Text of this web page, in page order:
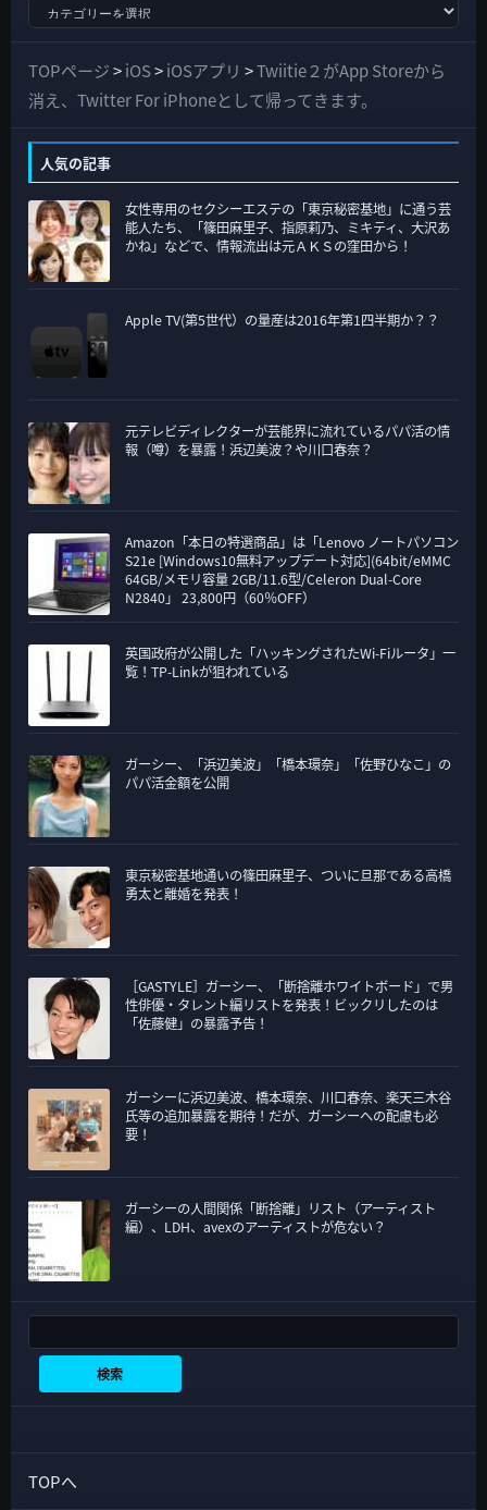
て
の
ゴ
リ
ー
TOPページ>iOS>iOSアプリ >Twiitie２がApp Storeから
消え、Twitter For iPhoneとして帰ってきます。
人気の記事
女性専用のセクシーエステの「東京秘密基地」に通う芸
能人たち、「篠田麻里子、指原莉乃、ミキティ、大沢あ
かね」などで、情報流出は元ＡＫＳの窪田から！
Apple TV(第5世代）の量産は2016年第1四半期か？？
元テレビディレクターが芸能界に流れているパパ活の情
報（噂）を暴露！浜辺美波？や川口春奈？
Amazon「本日の特選商品」は「Lenovo ノートパソコン
S21e [Windows10無料アップデート対応](64bit/eMMC
64GB/メモリ容量 2GB/11.6型/Celeron Dual-Core
N2840」 23,800円（60％OFF）
英国政府が公開した「ハッキングされたWi-Fiルータ」一
覧！TP-Linkが狙われている
ガーシー、「浜辺美波」「橋本環奈」「佐野ひなこ」の
パパ活金額を公開
東京秘密基地通いの篠田麻里子、ついに旦那である高橋
勇太と離婚を発表！
［GASTYLE］ガーシー、「断捨離ホワイトボード」で男
性俳優・タレント編リストを発表！ビックリしたのは
「佐藤健」の暴露予告！
ガーシーに浜辺美波、橋本環奈、川口春奈、楽天三木谷
氏等の追加暴露を期待！だが、ガーシーへの配慮も必
要！
ガーシーの人間関係「断捨離」リスト（アーティスト
編）、LDH、avexのアーティストが危ない？
検索
TOPへ